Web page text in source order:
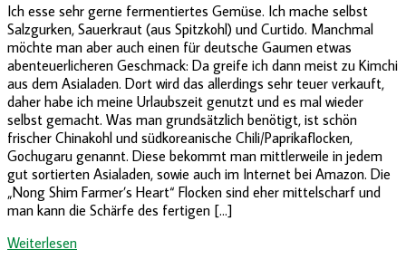
Ich esse sehr gerne fermentiertes Gemüse. Ich mache selbst
Salzgurken, Sauerkraut (aus Spitzkohl) und Curtido. Manchmal
möchte man aber auch einen für deutsche Gaumen etwas
abenteuerlicheren Geschmack: Da greife ich dann meist zu Kimchi
aus dem Asialaden. Dort wird das allerdings sehr teuer verkauft,
daher habe ich meine Urlaubszeit genutzt und es mal wieder
selbst gemacht. Was man grundsätzlich benötigt, ist schön
frischer Chinakohl und südkoreanische Chili/Paprikaflocken,
Gochugaru genannt. Diese bekommt man mittlerweile in jedem
gut sortierten Asialaden, sowie auch im Internet bei Amazon. Die
„Nong Shim Farmer’s Heart“ Flocken sind eher mittelscharf und
man kann die Schärfe des fertigen […]
Weiterlesen